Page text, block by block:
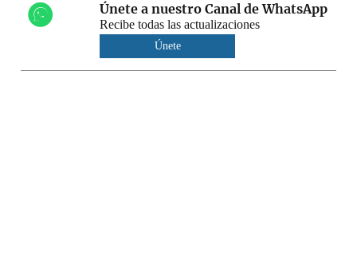
Únete a nuestro Canal de WhatsApp
Recibe todas las actualizaciones
Únete